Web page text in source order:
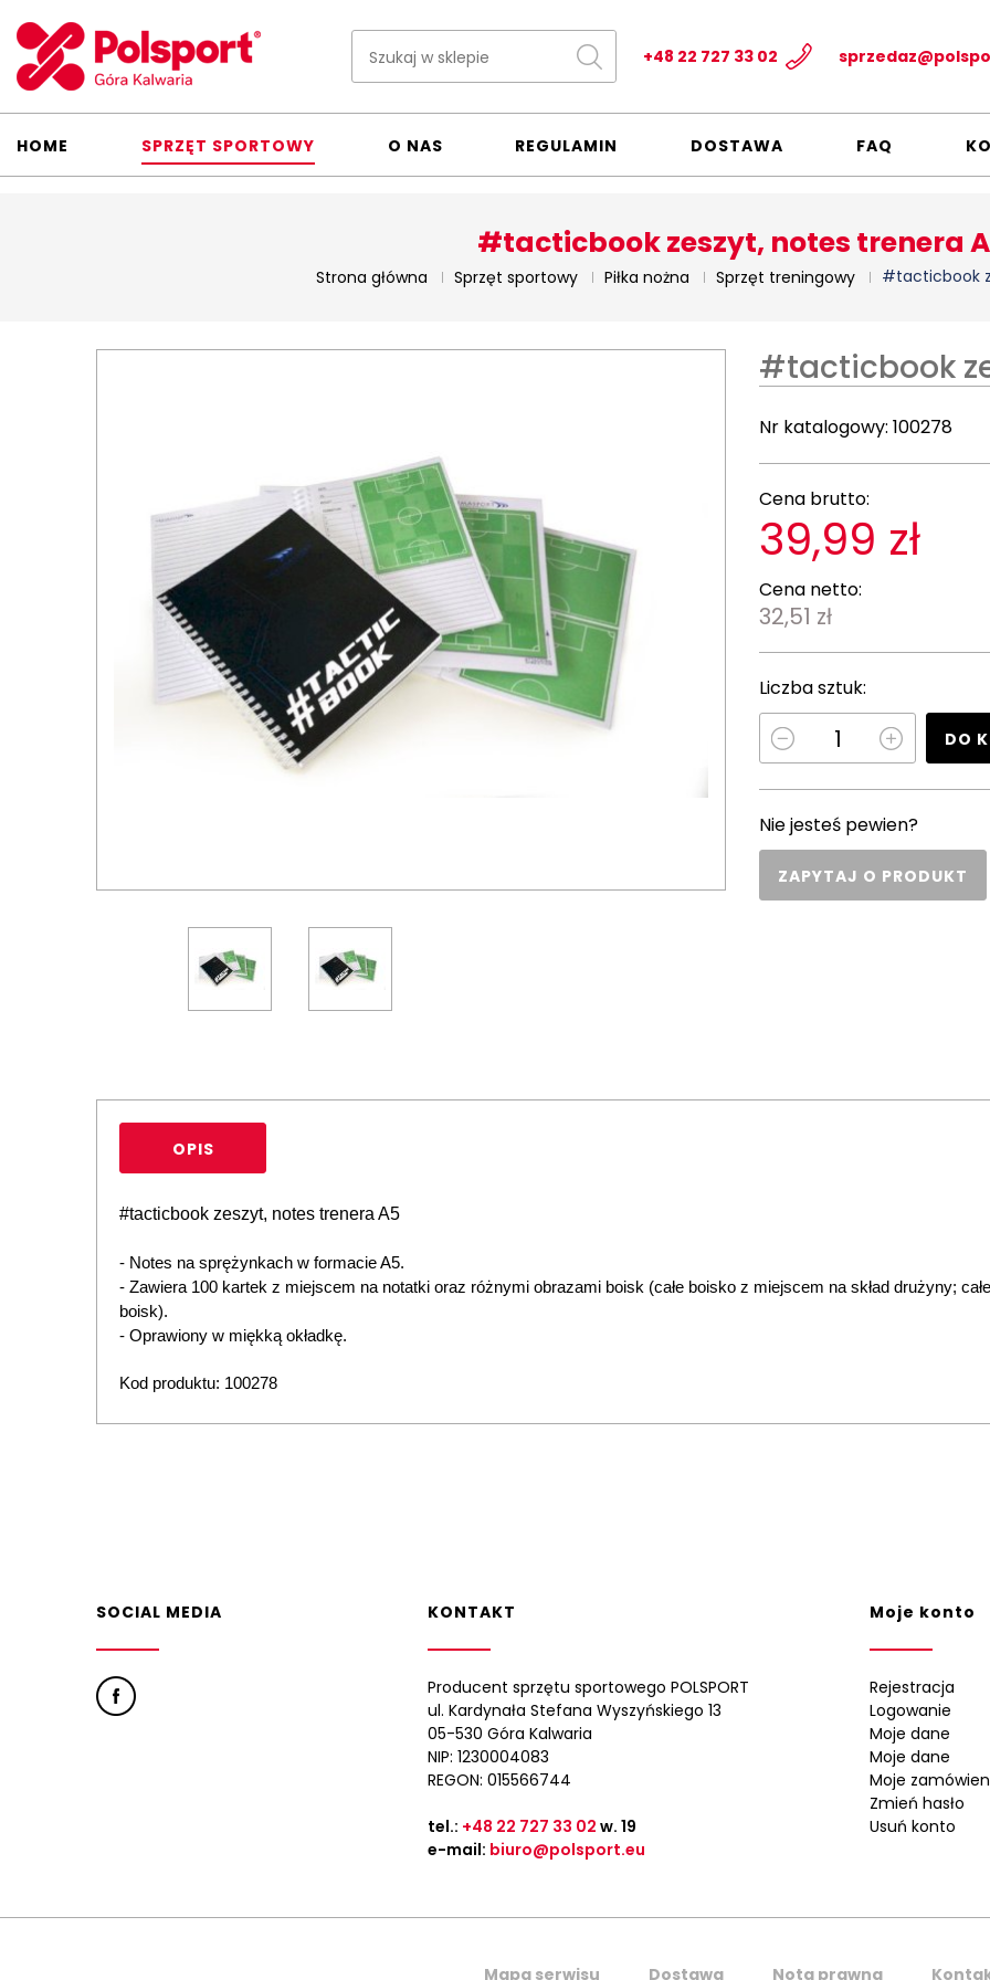
+48 22 727 33 02
HOME SPRZĘT SPORTOWY O NAS REGULAMIN DOSTAWA FAQ
#tacticbook zeszyt, notes trenera
Strona główna Sprzęt sportowy Piłka nożna Sprzęt treningowy #tacticbook
#tacticbook
Nr katalogowy: 100278
Cena brutto:
39,99 zł
Cena netto:
32,51 zł
Liczba sztuk:
DO
Nie jesteś pewien?
ZAPYTAJ O PRODUKT
OPIS
#tacticbook zeszyt, notes trenera A5
- Notes na sprężynkach w formacie A5.
- Zawiera 100 kartek z miejscem na notatki oraz różnymi obrazami boisk (całe boisko z miejscem na skład drużyny;
boisk).
- Oprawiony w miękką okładkę.
Kod produktu: 100278
SOCIAL MEDIA KONTAKT
Producent sprzętu sportowego POLSPORT
ul. Kardynała Stefana Wyszyńskiego 13
05-530 Góra Kalwaria
NIP: 1230004083
REGON: 015566744
tel.: +48 22 727 33 02 w. 19
e-mail: biuro@polsport.eu
Moje konto
Rejestracja
Logowanie
Moje dane
Moje dane
Moje
Zmień hasło
Usuń konto
Mapa serwisu Dostawa Nota prawna